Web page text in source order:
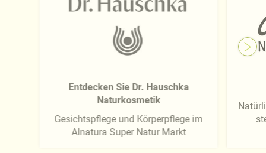
Entdecken Sie Dr. Hauschka
Naturkosmetik
Gesichtspflege und Körperpflege im
Alnatura Super Natur Markt